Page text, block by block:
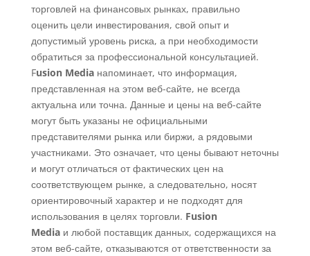
торговлей на финансовых рынках, правильно
оценить цели инвестирования, свой опыт и
допустимый уровень риска, а при необходимости
обратиться за профессиональной консультацией.
Fusion Mediaнапоминает, что информация,
представленная на этом веб-сайте, не всегда
актуальна или точна. Данные и цены на веб-сайте
могут быть указаны не официальными
представителями рынка или биржи, а рядовыми
участниками. Это означает, что цены бывают неточны
и могут отличаться от фактических цен на
соответствующем рынке, а следовательно, носят
ориентировочный характер и не подходят для
использования в целях торговли. Fusion
Mediaи любой поставщик данных, содержащихся на
этом веб-сайте, отказываются от ответственности за